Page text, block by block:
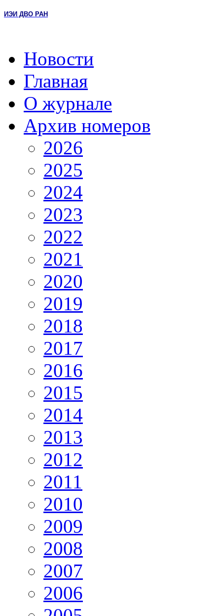
ИЭИ ДВО РАН
Новости
Главная
О журнале
Архив номеров
2026
2025
2024
2023
2022
2021
2020
2019
2018
2017
2016
2015
2014
2013
2012
2011
2010
2009
2008
2007
2006